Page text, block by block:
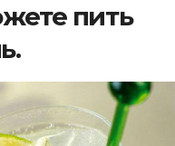
пить